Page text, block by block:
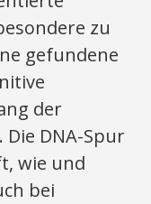
zu
gefundene
der
DNA-Spur
wie und
bei